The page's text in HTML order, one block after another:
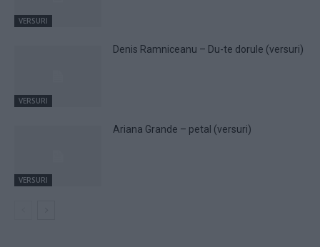
VERSURI
VERSURI
Denis Ramniceanu – Du-te dorule (versuri)
VERSURI
Ariana Grande – petal (versuri)